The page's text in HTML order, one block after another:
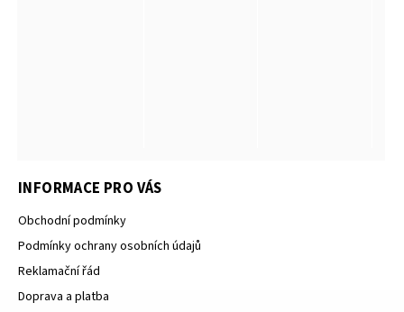
INFORMACE PRO VÁS
Obchodní podmínky
Podmínky ochrany osobních údajů
Reklamační řád
Doprava a platba